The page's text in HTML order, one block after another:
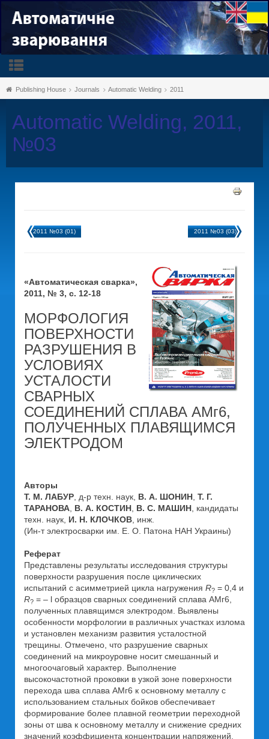
Publishing House Journals Automatic Welding 2011
Automatic Welding, 2011,
№03
2011 №03 (01) 2011 №03 (03)
«Автоматическая сварка»,
2011, № 3, с. 12-18
МОРФОЛОГИЯ
ПОВЕРХНОСТИ
РАЗРУШЕНИЯ В
УСЛОВИЯХ
УСТАЛОСТИ
СВАРНЫХ
СОЕДИНЕНИЙ СПЛАВА АМг6,
ПОЛУЧЕННЫХ ПЛАВЯЩИМСЯ
ЭЛЕКТРОДОМ
Авторы
Т. М. ЛАБУР , д-р техн. наук, В. А. ШОНИН Т. Г.
ТАРАНОВА В. А. КОСТИН В. С. МАШИН , кандидаты
техн. наук, И. Н. КЛОЧКОВ , инж.
(Ин-т электросварки им. Е. О. Патона НАН Украины)
Реферат
Представлены результаты исследования структуры
поверхности разрушения после циклических
испытаний с асимметрией цикла нагружения R? = 0,4 и
R? = – l образцов сварных соединений сплава АМг6,
полученных плавящимся электродом. Выявлены
особенности морфологии в различных участках излома
и установлен механизм развития усталостной
трещины. Отмечено, что разрушение сварных
соединений на микроуровне носит смешанный и
многоочаговый характер. Выполнение
высокочастотной проковки в узкой зоне поверхности
перехода шва сплава АМг6 к основному металлу с
использованием стальных бойков обеспечивает
формирование более плавной геометрии переходной
зоны от шва к основному металлу и снижение средних
значений коэффициента концентрации напряжений.